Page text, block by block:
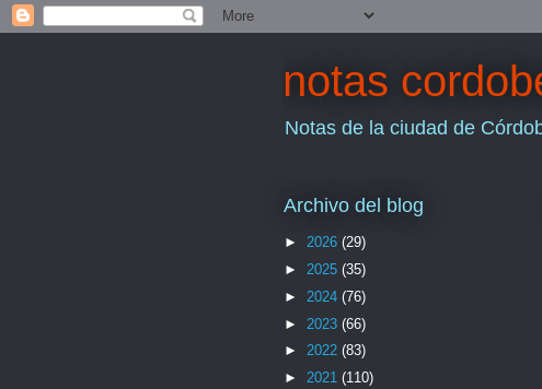
notas
Notas de la ciudad de
Archivo del blog
► 2026 (29)
► 2025 (35)
► 2024 (76)
► 2023 (66)
► 2022 (83)
► 2021 (110)